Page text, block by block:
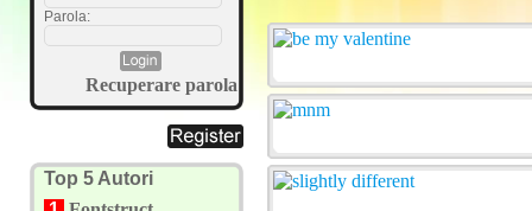
Parola:
Recuperare parola
Top 5 Autori